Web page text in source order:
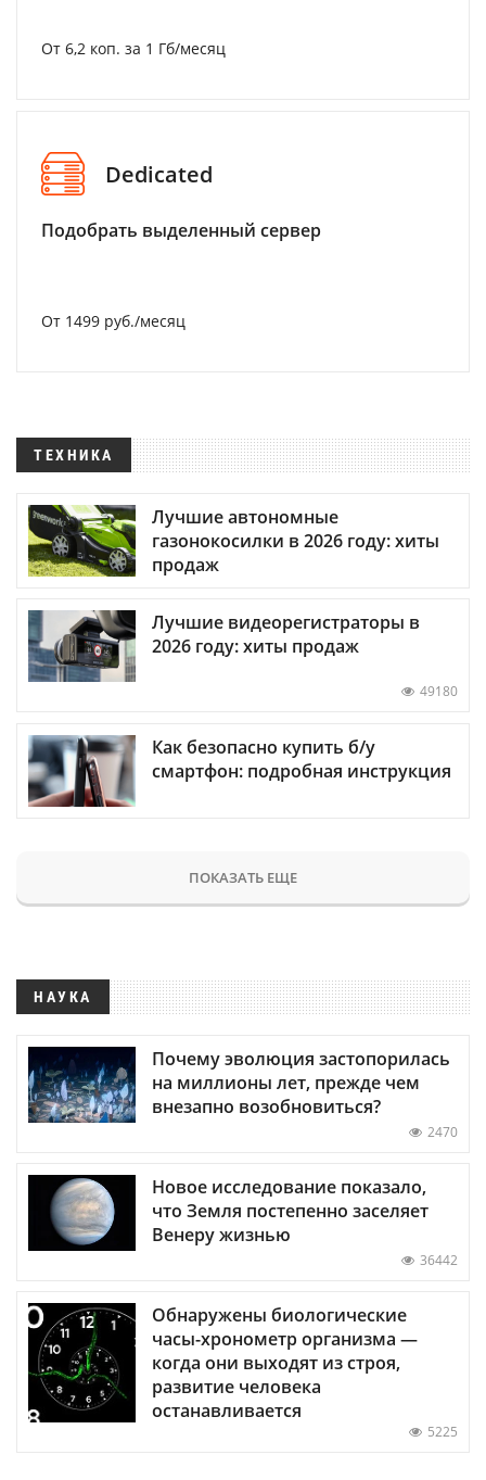
От 6,2 коп. за 1 Гб/месяц
Dedicated
Подобрать выделенный сервер
От 1499 руб./месяц
ТЕХНИКА
Лучшие автономные
газонокосилки в 2026 году: хиты
продаж
Лучшие видеорегистраторы в
2026 году: хиты продаж
49180
Как безопасно купить б/у
смартфон: подробная инструкция
ПОКАЗАТЬ ЕЩЕ
НАУКА
Почему эволюция застопорилась
на миллионы лет, прежде чем
внезапно возобновиться?
2470
Новое исследование показало,
что Земля постепенно заселяет
Венеру жизнью
36442
Обнаружены биологические
часы-хронометр организма —
когда они выходят из строя,
развитие человека
останавливается
5225